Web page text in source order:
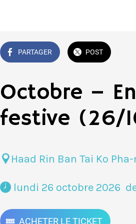
PARTAGER POST
Octobre –
festive (26/
Haad Rin Ban Tai Ko
lundi 26 octobre 2026
ACHETER LE TICKET